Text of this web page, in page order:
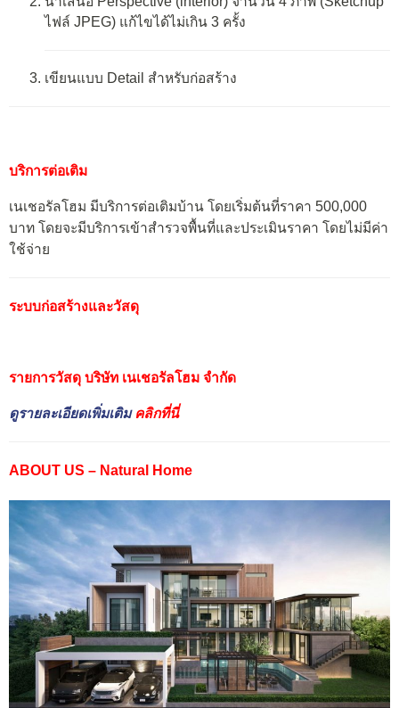
ไฟล์ JPEG) แก้ไขได้ไม่เกิน 3 ครั้ง
เขียนแบบ Detail สำหรับก่อสร้าง
บริการต่อเติม
เนเชอรัลโฮม มีบริการต่อเติมบ้าน โดยเริ่มต้นที่ราคา 500,000
บาท โดยจะมีบริการเข้าสำรวจพื้นที่และประเมินราคา โดยไม่มีค่า
ใช้จ่าย
ระบบก่อสร้างและวัสดุ
รายการวัสดุ บริษัท เนเชอรัลโฮม จำกัด
ดูรายละเอียดเพิ่มเติม คลิกที่นี่
ABOUT US – Natural Home